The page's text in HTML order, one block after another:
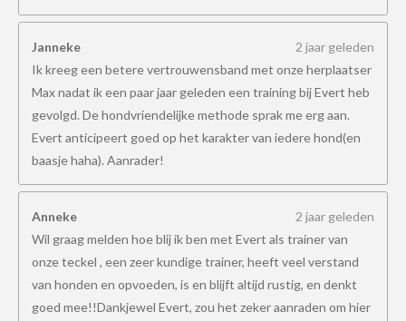
Janneke
2 jaar geleden
Ik kreeg een betere vertrouwensband met onze herplaatser
Max nadat ik een paar jaar geleden een training bij Evert heb
gevolgd. De hondvriendelijke methode sprak me erg aan.
Evert anticipeert goed op het karakter van iedere hond(en
baasje haha). Aanrader!
Anneke
2 jaar geleden
Wil graag melden hoe blij ik ben met Evert als trainer van
onze teckel , een zeer kundige trainer, heeft veel verstand
van honden en opvoeden, is en blijft altijd rustig, en denkt
goed mee!!Dankjewel Evert, zou het zeker aanraden om hier